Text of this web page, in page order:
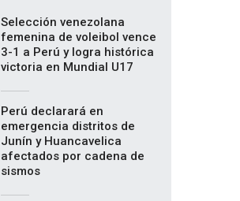
Selección venezolana
femenina de voleibol vence
3-1 a Perú y logra histórica
victoria en Mundial U17
Perú declarará en
emergencia distritos de
Junín y Huancavelica
afectados por cadena de
sismos